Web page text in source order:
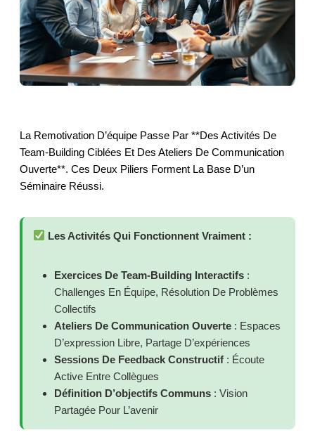
La Remotivation D’équipe Passe Par **des Activités De
Team-Building Ciblées Et Des Ateliers De Communication
Ouverte**. Ces Deux Piliers Forment La Base D’un
Séminaire Réussi.
Les Activités Qui Fonctionnent Vraiment :
Exercices De Team-Building Interactifs :
Challenges En Équipe, Résolution De Problèmes
Collectifs
Ateliers De Communication Ouverte : Espaces
D’expression Libre, Partage D’expériences
Sessions De Feedback Constructif : Écoute
Active Entre Collègues
Définition D’objectifs Communs : Vision
Partagée Pour L’avenir